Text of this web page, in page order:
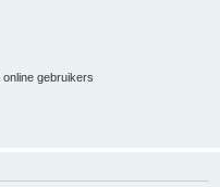
gebruikers